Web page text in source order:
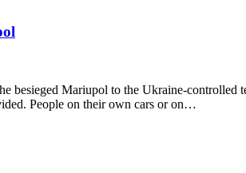
besieged Mariupol to the Ukraine-
People on their own cars or on…